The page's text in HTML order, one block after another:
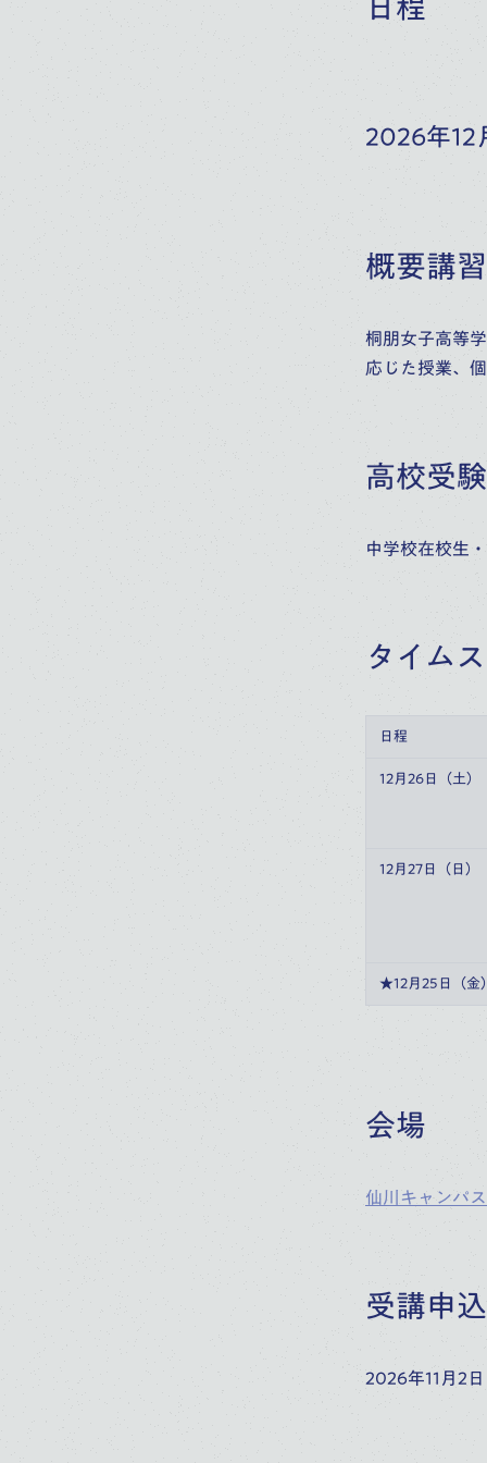
日程
2026年
概要講
桐朋女子高等
応じた授業、
高校受
中学校在校生
タイム
日程
12月26日（土）
12月27日（日）
★12月25日（金
会場
仙川キャンパス
受講申
2026年11月2